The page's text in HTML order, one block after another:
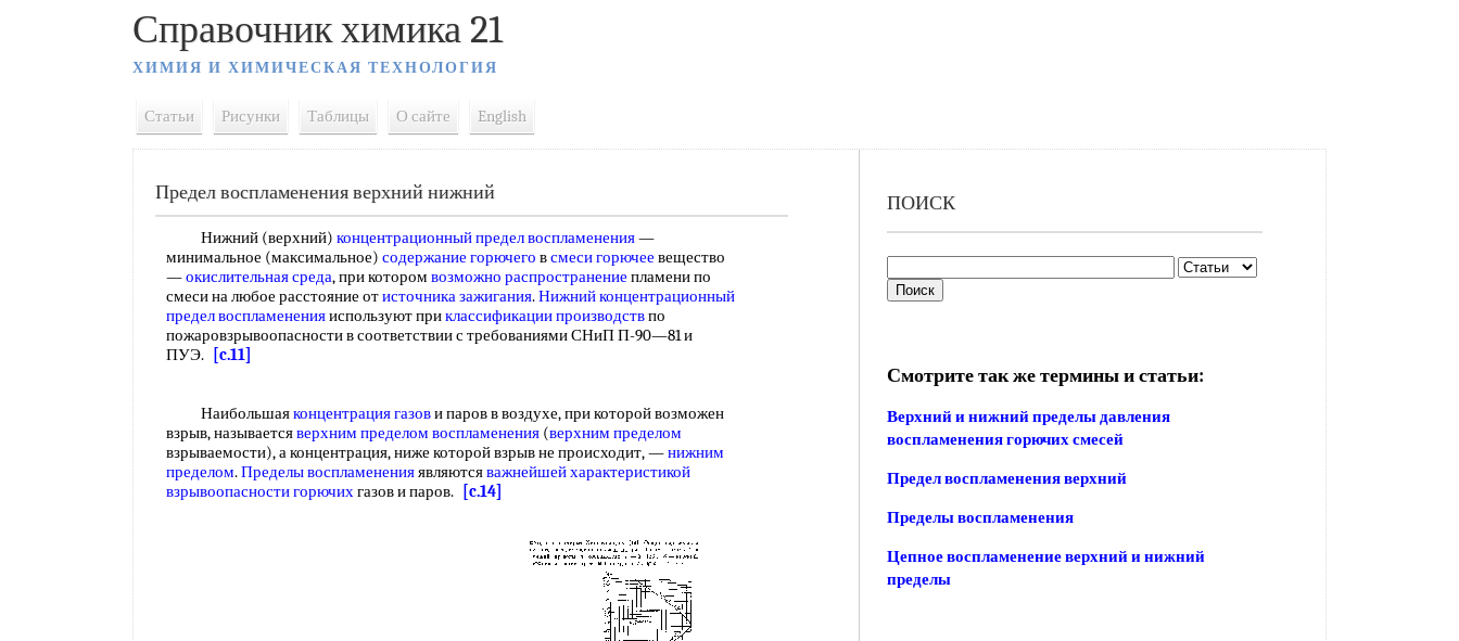
Справочник химика 21
ХИМИЯ И ХИМИЧЕСКАЯ ТЕХНОЛОГИЯ
Статьи Рисунки Таблицы О сайте English
Предел воспламенения верхний нижний
Нижний (верхний) концентрационный предел воспламенения—
минимальное (максимальное) содержание горючего всмеси горючее вещество
—окислительная среда, при котором возможно распространение пламени по
смеси на любое расстояние отисточника зажигания.Нижний концентрационный
предел воспламененияиспользуют приклассификации производствпо
пожаровзрывоопасности в соответствии с требованиями СНиП П-90—81 и
ПУЭ.
[c.11]
Наибольшаяконцентрация газови паров в воздухе, при которой возможен
взрыв, называетсяверхним пределом воспламенения (верхним пределом
взрываемости), а концентрация, ниже которой взрыв не происходит, —нижним
пределом.Пределы воспламененияявляютсяважнейшей характеристикой
взрывоопасности горючихгазов и паров. [c.14]
ПОИСК
Смотрите так же термины и статьи:
Верхний и нижний пределы давления
воспламенения горючих смесей
Предел воспламенения верхний
Пределы воспламенения
Цепное воспламенение верхний и нижний
пределы